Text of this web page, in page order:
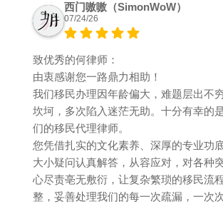
西门嗷嗷（SimonWoW）
07/24/26
致优秀的何律师：
由衷感谢您一路鼎力相助！
我们移民办理因年龄偏大，难题层出不
坎坷，多次陷入迷茫无助。十分有幸的
们的移民代理律师。
您凭借扎实的文化素养、深厚的专业功
大小疑问认真解答，从容应对，对各种
心尽责亳无敷衍，让复杂繁琐的移民流
整，妥善处理我们的每一次疏漏，一次